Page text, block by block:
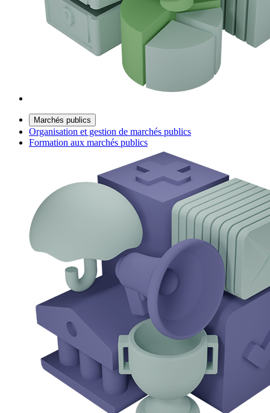
Marchés publics
Organisation et gestion de marchés publics
Formation aux marchés publics